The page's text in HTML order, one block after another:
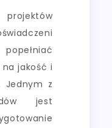
na jakość i
Jednym z
jest